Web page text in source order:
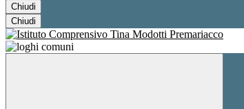
Chiudi
Chiudi